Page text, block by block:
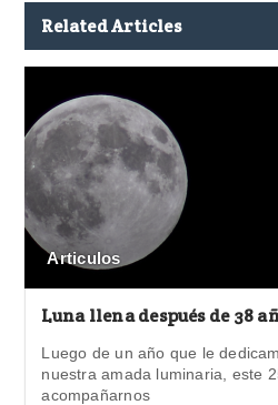
Related Articles
Articulos
Luna llena después de 38
Luego de un año que le
nuestra amada luminaria, este
acompañarnos